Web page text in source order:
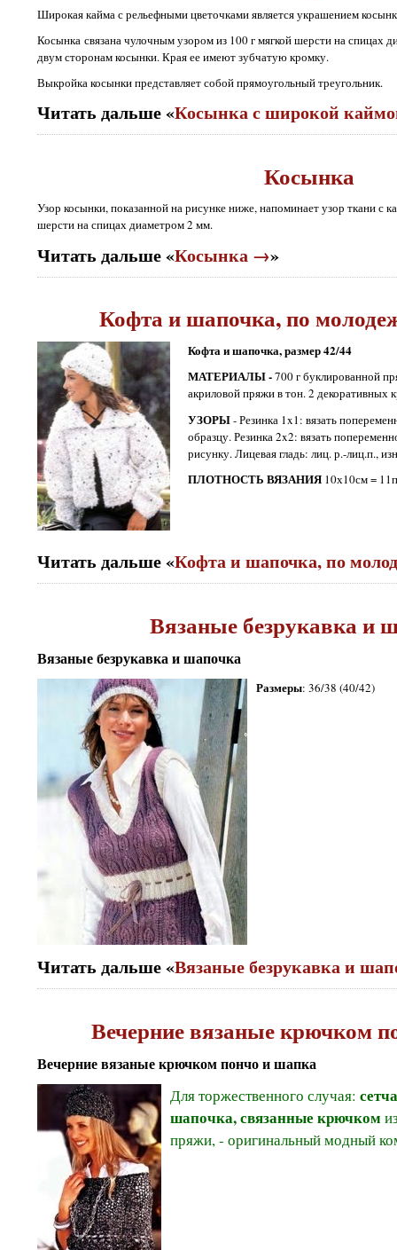
Широкая кайма с рельефными цветочками является украшением
Косынка связана чулочным узором из 100 г мягкой шерсти на спицах
двум сторонам косынки. Края ее имеют зубчатую кромку.
Выкройка косынки представляет собой прямоугольный треугольник.
Читать дальше «Косынка с широкой
Косынка
Узор косынки, показанной на рисунке ниже, напоминает узор ткани с
шерсти на спицах диаметром 2 мм.
Читать дальше «Косынка →»
Кофта и шапочка, по
Кофта и шапочка, размер 42/44
МАТЕРИАЛЫ -700 г буклированной
акриловой пряжи в тон. 2 декоративных
УЗОРЫ- Резинка 1x1: вязать
образцу. Резинка 2x2: вязать
рисунку. Лицевая гладь: лиц. р.-лиц.п.,
ПЛОТНОСТЬ ВЯЗАНИЯ 10х10см =
Читать дальше «Кофта и шапочка, по
Вязаные безрукавка и
Вязаные безрукавка и шапочка
Размеры: 36/38 (40/42)
Читать дальше «Вязаные безрукавка и
Вечерние вязаные крючком
Вечерние вязаные крючком пончо и шапка
Для торжественного случая:
шапочка, связанные крючком
пряжи, - оригинальный модный